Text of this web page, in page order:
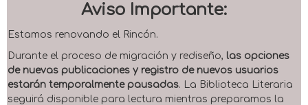
Aviso Importante:
Estamos renovando el Rincón.
Durante el proceso de migración y rediseño, las opciones
de nuevas publicaciones y registro de nuevos usuarios
estarán temporalmente pausadas. La Biblioteca Literaria
seguirá disponible para lectura mientras preparamos la